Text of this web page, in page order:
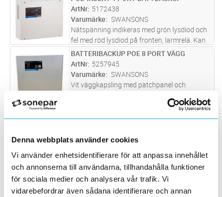
Denna webbplats använder cookies
Vi använder enhetsidentifierare för att anpassa innehållet
och annonserna till användarna, tillhandahålla funktioner
för sociala medier och analysera vår trafik. Vi
vidarebefordrar även sådana identifierare och annan
överbelastning och kortslutning och har
inbyggt skydd mot djupurladdn
ArtNr 5172438
Varumärke
SWANSONS
Nätspänning indikeras med grön lysdiod och
fel med röd lysdiod på fronten, larmrelä. Kan
enkelt förses med larmkort för yttrligare
fellarm och sabotagekontakt i förborrade hål.
Aggregatet är skyddad...läs mer
ST Lägg i kundvagn
BATTERIBACKUP POE 8 PORT VÄGG
ArtNr 5257945
Varumärke
SWANSONS
Vit väggkapsling med patchpanel och
laddningsspänningsfel. Extra batteriutgång
för större batteribank.
ArtNr 5171950
Primärswitchad PoE batteribackup 12V 25W
med plats för upp till 1x 7Ah batteri. PoE 1p S
levereras inkl. 1x PoE injektor med 1x LAN port
& 1x PoE port samt färdig kabel och uttag för
anslutning emot...läs mer
ST Lägg i kundvagn
POE SWITCH 4P M
ArtNr
5171951
Varumärke MILLETEKNIK
Primärswitchad PoE batteribackup 48V